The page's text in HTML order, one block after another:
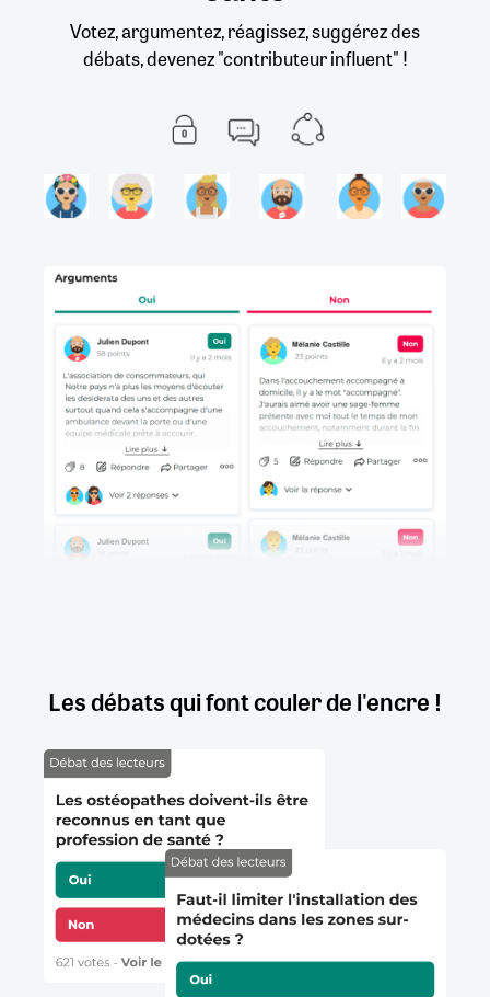
Votez, argumentez, réagissez, suggérez des
débats, devenez "contributeur influent" !
Les débats qui font couler de l'encre !